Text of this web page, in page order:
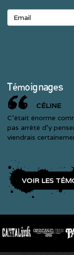
Témoignages
CÉLINE
C'était énorme
pas arrêté d'y
viendrais
VOIR LES